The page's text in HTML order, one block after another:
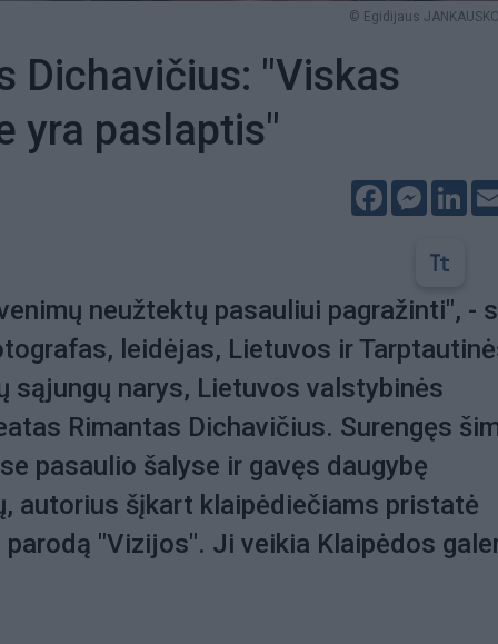
© Egidijaus
Dichavičius: "Viskas
yra paslaptis"
Facebook
neužtektų pasauliui pagražinti", -
leidėjas, Lietuvos ir
sąjungų narys, Lietuvos valstybinės
Rimantas Dichavičius. Surengęs
pasaulio šalyse ir gavęs daugybę
autorius šįkart klaipėdiečiams pristatė
"Vizijos". Ji veikia Klaipėdos